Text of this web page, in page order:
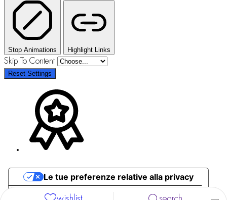
Stop Animations Highlight Links
Skip To Content
Reset Settings
Informativa sulla raccolta
Le tue preferenze relative alla privacy